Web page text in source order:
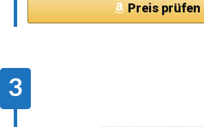
Preis prüfen